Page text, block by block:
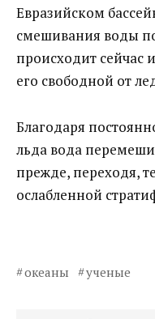
Евразийском
смешивания воды
происходит сейчас
его свободной от
Благодаря
льда вода
прежде, переходя,
ослабленной
океаны ученые